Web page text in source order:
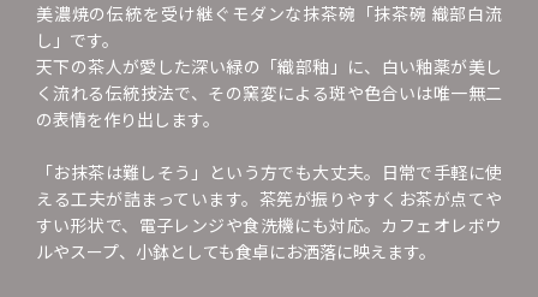
美濃焼の伝統を受け継ぐモダンな抹茶碗「抹茶碗 織部白流
し」です。
天下の茶人が愛した深い緑の「織部釉」に、白い釉薬が美し
く流れる伝統技法で、その窯変による斑や色合いは唯一無二
の表情を作り出します。
「お抹茶は難しそう」という方でも大丈夫。日常で手軽に使
える工夫が詰まっています。茶筅が振りやすくお茶が点てや
すい形状で、電子レンジや食洗機にも対応。カフェオレボウ
ルやスープ、小鉢としても食卓にお洒落に映えます。